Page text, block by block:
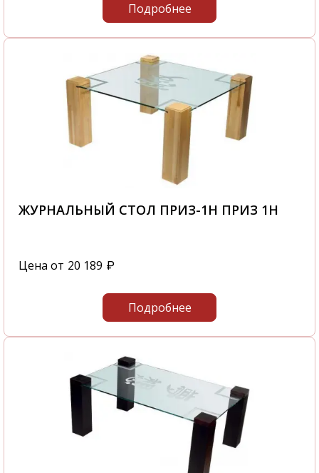
Подробнее
ЖУРНАЛЬНЫЙ СТОЛ ПРИЗ-1Н ПРИЗ 1Н
Цена от 20 189 ₽
Подробнее